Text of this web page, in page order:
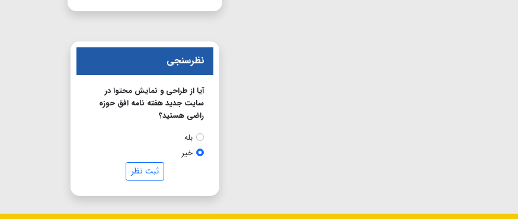
نظرسنجی
آیا از طراحی و نمایش محتوا در
سایت جدید هفته نامه افق حوزه
راضی هستید؟
بله
خیر
ثبت نظر